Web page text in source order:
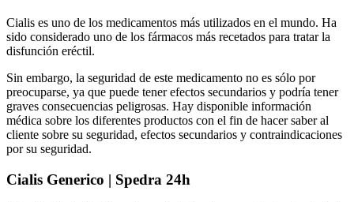
Cialis es uno de los medicamentos más utilizados en el mundo. Ha
sido considerado uno de los fármacos más recetados para tratar la
disfunción eréctil.
Sin embargo, la seguridad de este medicamento no es sólo por
preocuparse, ya que puede tener efectos secundarios y podría tener
graves consecuencias peligrosas. Hay disponible información
médica sobre los diferentes productos con el fin de hacer saber al
cliente sobre su seguridad, efectos secundarios y contraindicaciones
por su seguridad.
Cialis Generico | Spedra 24h